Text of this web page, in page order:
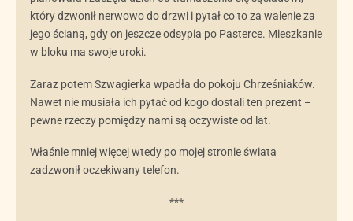
który dzwonił nerwowo do drzwi i pytał co to za walenie za
jego ścianą, gdy on jeszcze odsypia po Pasterce. Mieszkanie
w bloku ma swoje uroki.
Zaraz potem Szwagierka wpadła do pokoju Chrześniaków.
Nawet nie musiała ich pytać od kogo dostali ten prezent –
pewne rzeczy pomiędzy nami są oczywiste od lat.
Właśnie mniej więcej wtedy po mojej stronie świata
zadzwonił oczekiwany telefon.
***